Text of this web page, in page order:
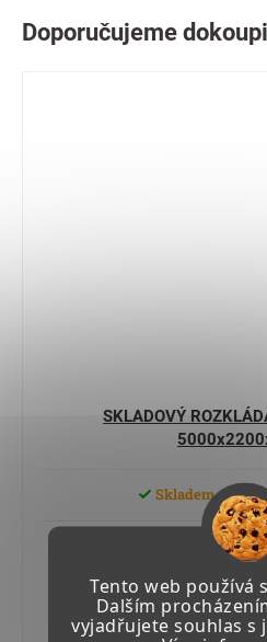
Tento web používá
Dalším
vyjadřujete souhlas s
SKLADOVÝ
Skladem u
73 797,90 Kč
60 990